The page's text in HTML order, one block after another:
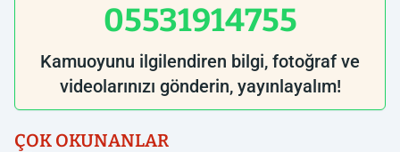
05531914755
Kamuoyunu ilgilendiren bilgi, fotoğraf ve
videolarınızı gönderin, yayınlayalım!
ÇOK OKUNANLAR